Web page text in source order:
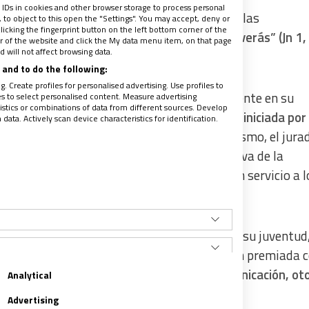
motivo de la próxima Jornada Mundial de las
próximo 21 de mayo con el lema‘Ven y lo verás” (Jn
y donde están’.
compromiso católico de David Vicente en su
Hoy,impulsando una cabecera histórica iniciada
en el ámbito de la opinión. Asimismo, el
Ortega, e integrado por la Junta Directiva de la
periodística, que él siente como “un servicio a
trayectoria de David Vicente a pesar de su
televisión y prensa escrita, y también premiada
el premio
San Juan Pablo II de Comunicación,
in cookies and other browser storage to process personal
object to this open the "Settings". You may accept, deny or
the fingerprint button on the left bottom corner of the
the website and click the My data menu item, on that page
will not affect browsing data.
to do the following:
Create profiles for personalised advertising. Use profiles to
to select personalised content. Measure advertising
or combinations of data from different sources. Develop
Actively scan device characteristics for identification.
Analytical
Advertising